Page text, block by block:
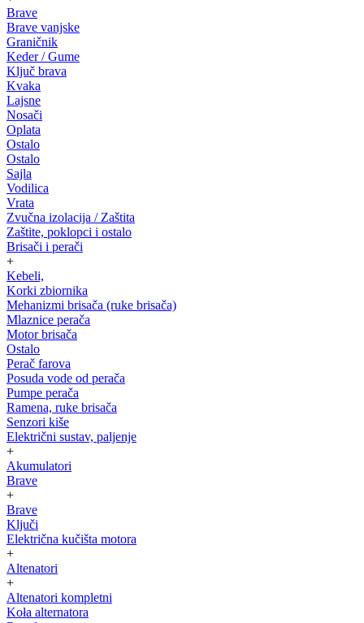
Brave
Brave vanjske
Graničnik
Keder / Gume
Ključ brava
Kvaka
Lajsne
Nosači
Oplata
Ostalo
Ostalo
Sajla
Vodilica
Vrata
Zvučna izolacija / Zaštita
Zaštite, poklopci i ostalo
Brisači i perači
+
Kebeli,
Korki zbiornika
Mehanizmi brisača (ruke brisača)
Mlaznice perača
Motor brisača
Ostalo
Perač farova
Posuda vode od perača
Pumpe perača
Ramena, ruke brisača
Senzori kiše
Električni sustav, paljenje
+
Akumulatori
Brave
+
Brave
Ključi
Električna kučišta motora
+
Altenatori
+
Altenatori kompletni
Koła alternatora